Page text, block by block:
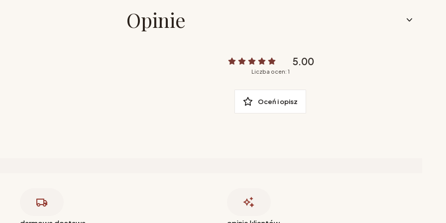
Opinie
5.00
Liczba ocen: 1
Oceń i opisz